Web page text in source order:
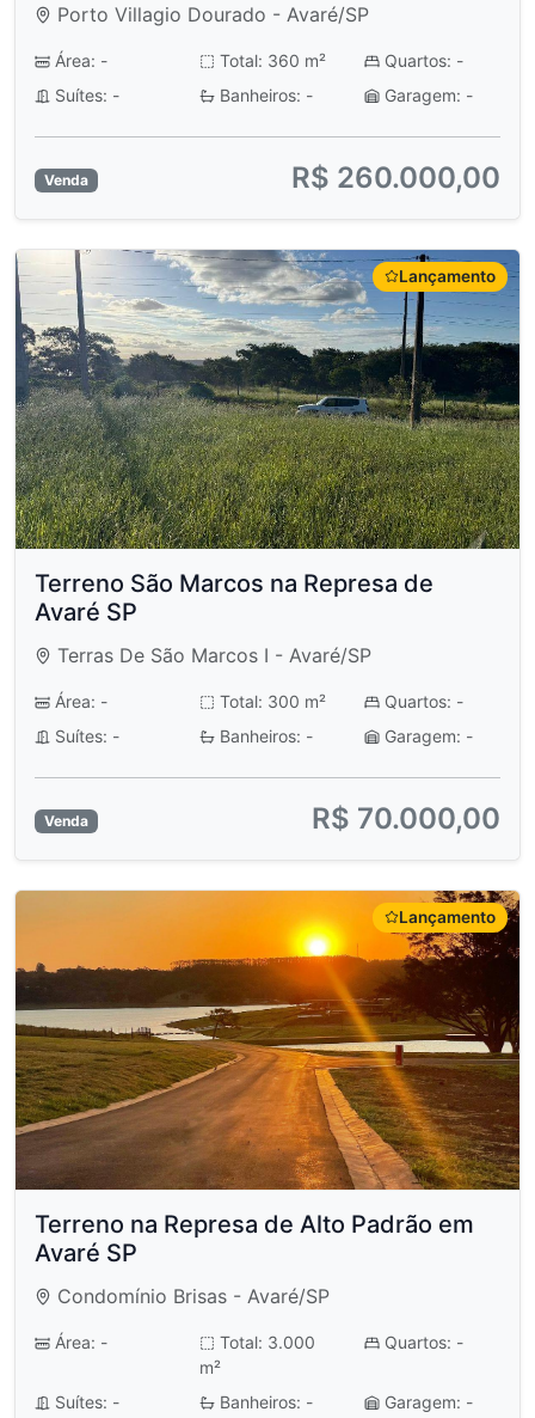
Porto Villagio Dourado - Avaré/SP
Área: - Total: 360 m²
Quartos: -
Suítes: -
Banheiros: - Garagem: -
Venda R$ 260.000,00
Lançamento
Terreno São Marcos na Represa de
Avaré SP
Terras De São Marcos I - Avaré/SP
Área: - Total: 300 m²
Quartos: -
Suítes: -
Banheiros: - Garagem: -
Venda R$ 70.000,00
Lançamento
Terreno na Represa de Alto Padrão em
Avaré SP
Condomínio Brisas - Avaré/SP
Área: -
Total: 3.000
m²
Quartos: -
Suítes: - Banheiros: - Garagem: -